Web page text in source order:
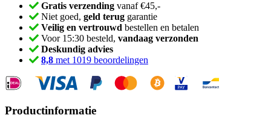
Gratis verzendingvanaf €45,-
Niet goed, geld teruggarantie
Veilig en vertrouwd bestellen en betalen
Voor 15:30 besteld, vandaag verzonden
Deskundig advies
8,8met 1019 beoordelingen
Productinformatie